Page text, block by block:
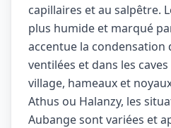
capillaires et au salpêtre.
plus humide et marqué
accentue la condensation
ventilées et dans les
village, hameaux et
Athus ou Halanzy, les
Aubange sont variées et